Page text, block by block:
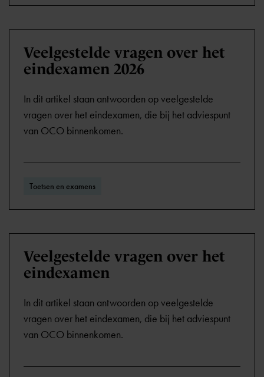
Veelgestelde vragen over het
eindexamen 2026
In dit artikel staan antwoorden op veelgestelde
vragen over het eindexamen, die bij het adviespunt
van OCO binnenkomen.
Toetsen en examens
Veelgestelde vragen over het
eindexamen
In dit artikel staan antwoorden op veelgestelde
vragen over het eindexamen, die bij het adviespunt
van OCO binnenkomen.